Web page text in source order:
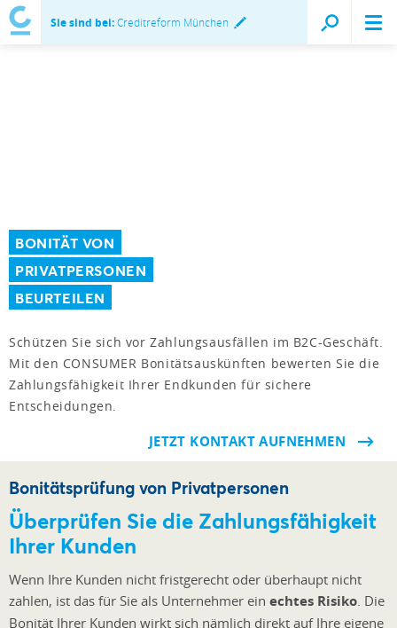
Sie sind bei:Creditreform München
BONITÄT VON
PRIVATPERSONEN
BEURTEILEN
Schützen Sie sich vor Zahlungsausfällen im B2C-Geschäft.
Mit den CONSUMER Bonitätsauskünften bewerten Sie die
Zahlungsfähigkeit Ihrer Endkunden für sichere
Entscheidungen.
JETZT KONTAKT AUFNEHMEN
Bonitätsprüfung von Privatpersonen
Überprüfen Sie die Zahlungsfähigkeit
Ihrer Kunden
Wenn Ihre Kunden nicht fristgerecht oder überhaupt nicht
zahlen, ist das für Sie als Unternehmer ein echtes Risiko . Die
Bonität Ihrer Kunden wirkt sich nämlich direkt auf Ihre eigene